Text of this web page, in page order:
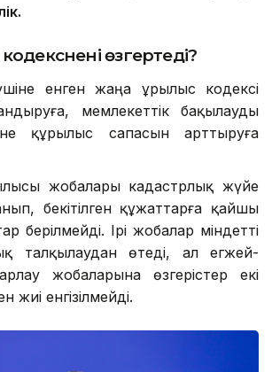
нені өзгертеді?
енген жаңа Құрылыс кодексі
мемлекеттік бақылауды
құрылыс сапасын арттыруға
жобалары кадастрлық жүйе
бекітілген құжаттарға қайшы
берілмейді. Ірі жобалар міндетті
талқылаудан өтеді, ал егжей-
жобаларына өзгерістер екі
жиі енгізілмейді.